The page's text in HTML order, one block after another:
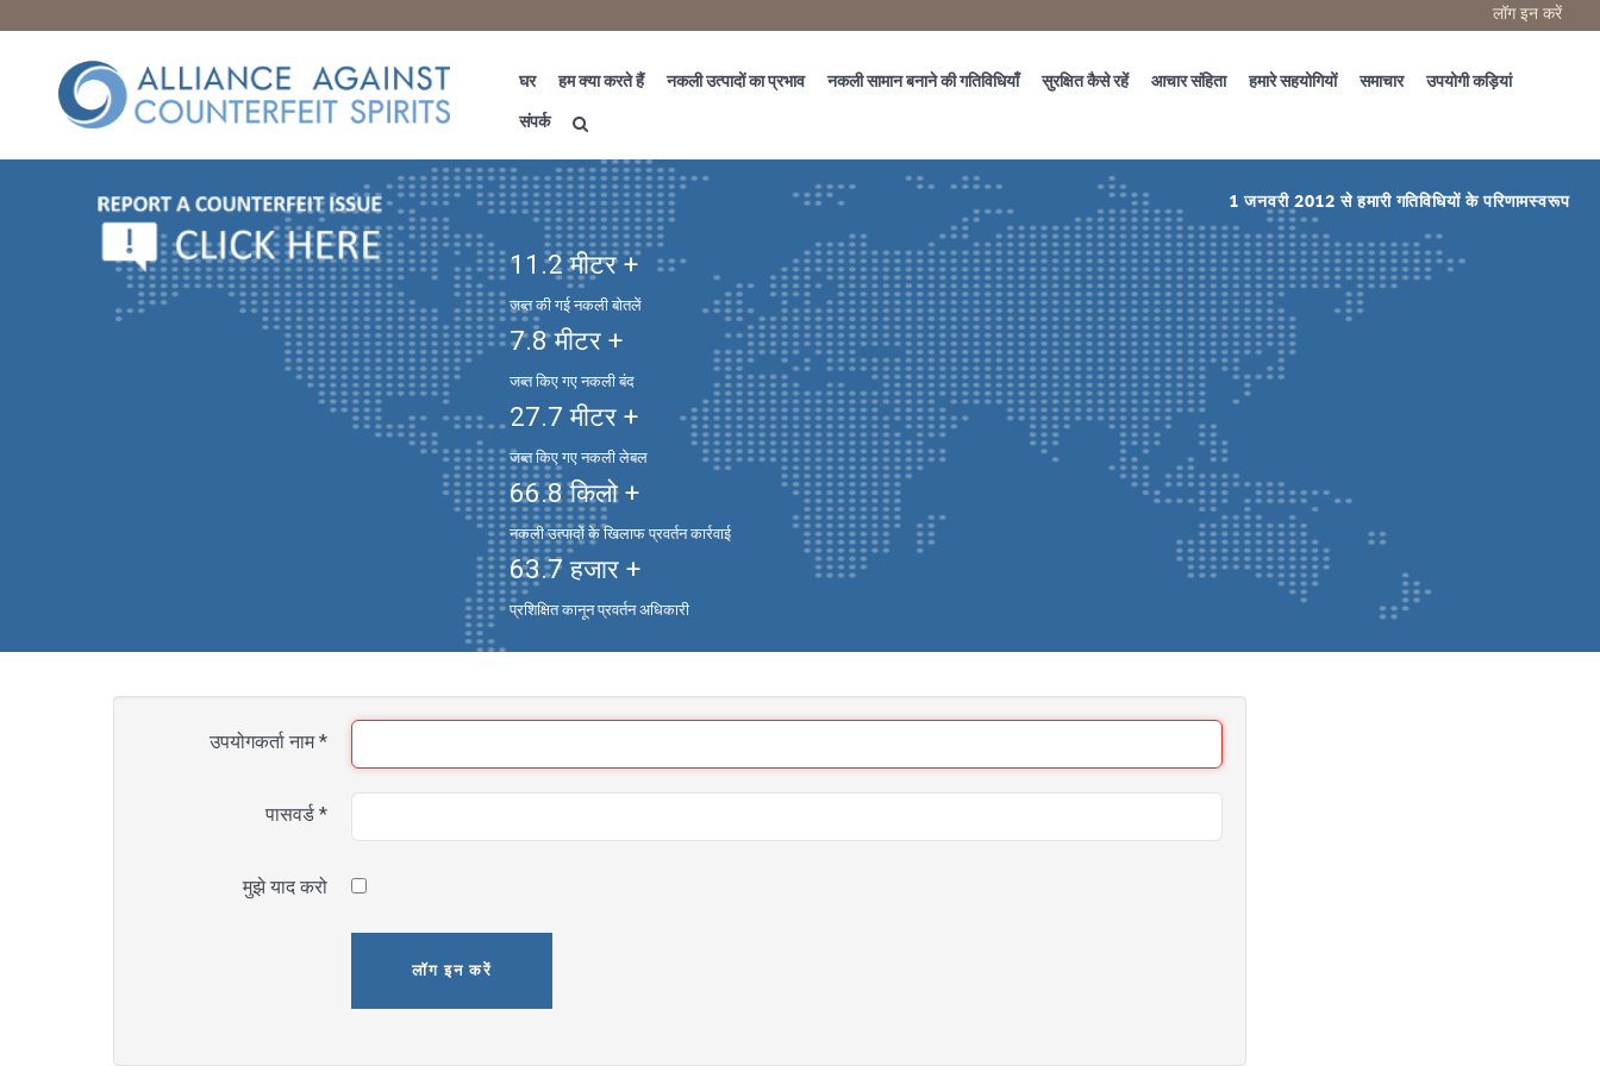
लॉग इन करें
घर हम क्या करते हैं नकली उत्पादों का प्रभाव नकली सामान बनाने की गतिविधियाँ सुरक्षित कैसे रहें आचार संहिता हमारे सहयोगियों समाचार उपयोगी कड़ियां
संपर्क
1 जनवरी 2012 से हमारी गतिविधियों के परिणामस्वरूप
11.2 मीटर +
जब्त की गई नकली बोतलें
7.8 मीटर +
जब्त किए गए नकली बंद
27.7 मीटर +
जब्त किए गए नकली लेबल
66.8 किलो +
नकली उत्पादों के खिलाफ प्रवर्तन कार्रवाई
63.7 हजार +
प्रशिक्षित कानून प्रवर्तन अधिकारी
उपयोगकर्ता नाम*
पासवर्ड*
मुझे याद करो
लॉग इन करें